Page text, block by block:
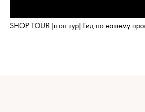
SHOP TOUR |шоп тур| Гид по нашему